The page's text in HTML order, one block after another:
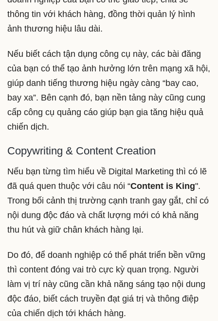
thông tin với khách hàng, đồng thời quản lý hình
ảnh thương hiệu lâu dài.
Nếu biết cách tận dụng công cụ này, các bài đăng
của bạn có thể tạo ảnh hưởng lớn trên mạng xã hội,
giúp danh tiếng thương hiệu ngày càng “bay cao,
bay xa”. Bên cạnh đó, bạn nền tảng này cũng cung
cấp công cụ quảng cáo giúp bạn gia tăng hiệu quả
chiến dịch.
Copywriting & Content Creation
Nếu bạn từng tìm hiểu về Digital Marketing thì có lẽ
đã quá quen thuộc với câu nói “Content is King".
Trong bối cảnh thị trường cạnh tranh gay gắt, chỉ có
nội dung độc đáo và chất lượng mới có khả năng
thu hút và giữ chân khách hàng lại.
Do đó, để doanh nghiệp có thể phát triển bền vững
thì content đóng vai trò cực kỳ quan trọng. Người
làm vị trí này cũng cần khả năng sáng tạo nội dung
độc đáo, biết cách truyền đạt giá trị và thông điệp
của chiến dịch tới khách hàng.